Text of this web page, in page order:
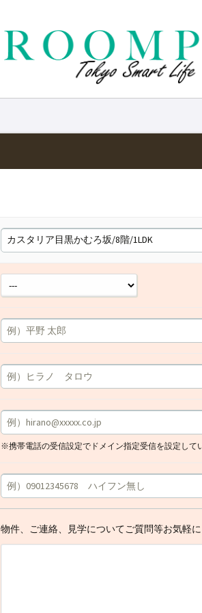
※携帯電話の受信設定でドメイン指定受信を設定して
物件、ご連絡、見学についてご質問等お気軽に